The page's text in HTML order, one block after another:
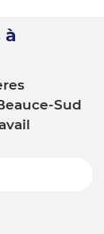
à
Sud